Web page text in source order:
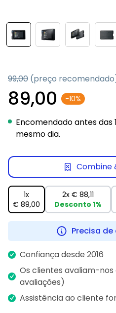
99,00 (preço
89,00 -10%
Encomendado antes das
mesmo dia.
Combine
1x
€ 89,00
2x € 88,11
Desconto 1%
Precisa
Confiança desde 2016
Os clientes avaliam-nos
avaliações)
Assistência ao cliente